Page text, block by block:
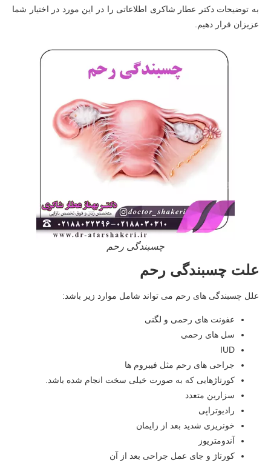
به توضیحات دکتر عطار شاکری اطلاعاتی را در این مورد در اختیار شما
عزیزان قرار دهیم.
چسبندگی رحم
علت چسبندگی رحم
علل چسبندگی های رحم می تواند شامل موارد زیر باشد:
عفونت های رحمی و لگنی
سل های رحمی
IUD
جراحی های رحم مثل فیبروم ها
کورتاژهایی که به صورت خیلی سخت انجام شده باشد.
سزارین متعدد
رادیوتراپی
خونریزی شدید بعد از زایمان
آندومتریوز
کورتاژ و جای عمل جراحی بعد از آن